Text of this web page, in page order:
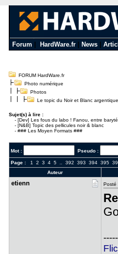
Forum HardWare.fr News
FORUM HardWare.fr
Photo numérique
Photos
Le topic du Noir et Blanc
Sujet(s) à lire :
- [Dev] Les fous du labo ! Fanou, entre
- [N&B] Topic des pellicules noir & blanc
- ### Les Moyen Formats ###
Mot : Pseudo :
Page : 1 2 3 4 5.. 392 393 394 395
Auteur
etienn Posté